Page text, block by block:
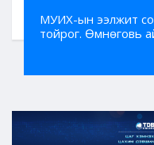
МУИХ-ын ээлжит
тойрог. Өмнөговь